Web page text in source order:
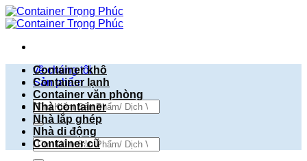
Bỏ
qua
dung
về chúng tôi
Sản phẩm
Tìm
kiếm:
Tìm
kiếm:
Container khô
Container lạnh
Container văn phòng
Nhà container
Nhà lắp ghép
Nhà di động
Container cũ